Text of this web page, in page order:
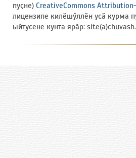
пуҫне) CreativeCommons
лицензипе килӗшӳллӗн усӑ курма
ыйтусене кунта ярӑр: